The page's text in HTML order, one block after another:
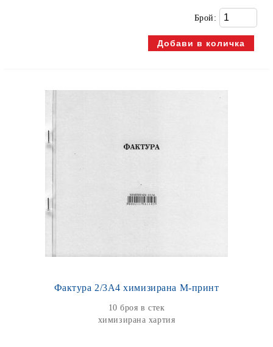
Брой:
Фактура 2/3А4 химизирана М-принт
10 броя в стек
химизирана хартия